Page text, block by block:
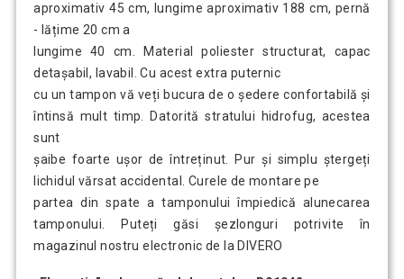
aproximativ 45 cm, lungime aproximativ 188 cm, pernă
- lățime 20 cm a
lungime 40 cm. Material poliester structurat, capac
detașabil, lavabil. Cu acest extra puternic
cu un tampon vă veți bucura de o ședere confortabilă și
întinsă mult timp. Datorită stratului hidrofug, acestea
sunt
șaibe foarte ușor de întreținut. Pur și simplu ștergeți
lichidul vărsat accidental. Curele de montare pe
partea din spate a tamponului împiedică alunecarea
tamponului. Puteți găsi șezlonguri potrivite în
magazinul nostru electronic de la DIVERO